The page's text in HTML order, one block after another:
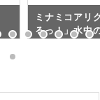

次へ
ミナミコアリ
るっ！」水中